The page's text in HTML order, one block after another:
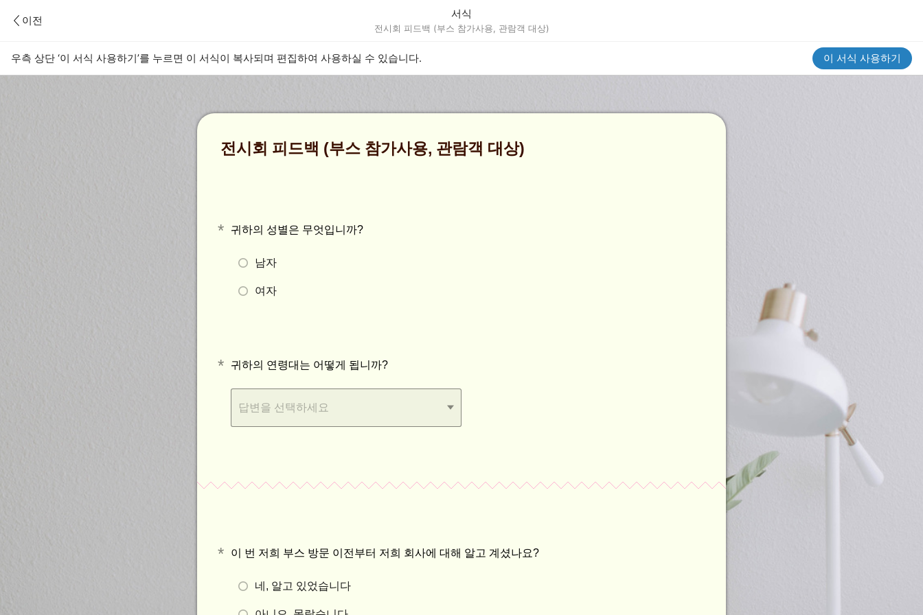
이전
서식
전시회 피드백 (부스 참가사용, 관람객 대상)
우측 상단 ‘이 서식 사용하기’를 누르면 이 서식이 복사되며 편집하여 사용하실 수 있습니다. 이 서식 사용하기